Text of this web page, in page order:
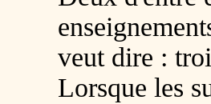
veut dire :
Lorsque les